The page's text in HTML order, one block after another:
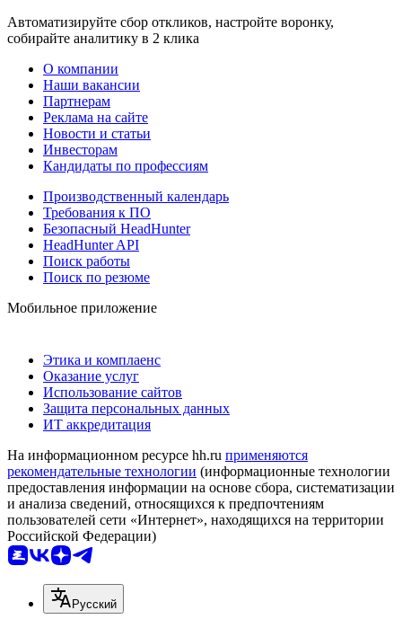
Автоматизируйте сбор откликов, настройте воронку,
собирайте аналитику в 2 клика
О компании
Наши вакансии
Партнерам
Реклама на сайте
Новости и статьи
Инвесторам
Кандидаты по профессиям
Производственный календарь
Требования к ПО
Безопасный HeadHunter
HeadHunter API
Поиск работы
Поиск по резюме
Мобильное приложение
Этика и комплаенс
Оказание услуг
Использование сайтов
Защита персональных данных
ИТ аккредитация
На информационном ресурсе hh.ru применяются
рекомендательные технологии (информационные технологии
предоставления информации на основе сбора, систематизации
и анализа сведений, относящихся к предпочтениям
пользователей сети «Интернет», находящихся на территории
Российской Федерации)
Русский